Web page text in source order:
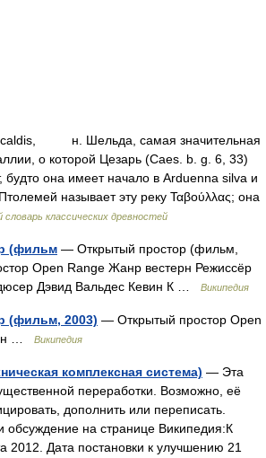
н. Шельда, самая значительная
о которой Цезарь (Caes. b. g. 6, 33)
будто она имеет начало в Arduenna silva и
называет эту реку Ταβούλλας; она
словарь классических древностей
(фильм — Открытый простор (фильм,
Open Range Жанр вестерн Режиссёр
Дэвид Вальдес Кевин К …
Википедия
(фильм, 2003) — Открытый простор Open
…
Википедия
комплексная система) — Эта
переработки. Возможно, её
дополнить или переписать.
обсуждение на странице Википедия:К
2012. Дата постановки к улучшению 21